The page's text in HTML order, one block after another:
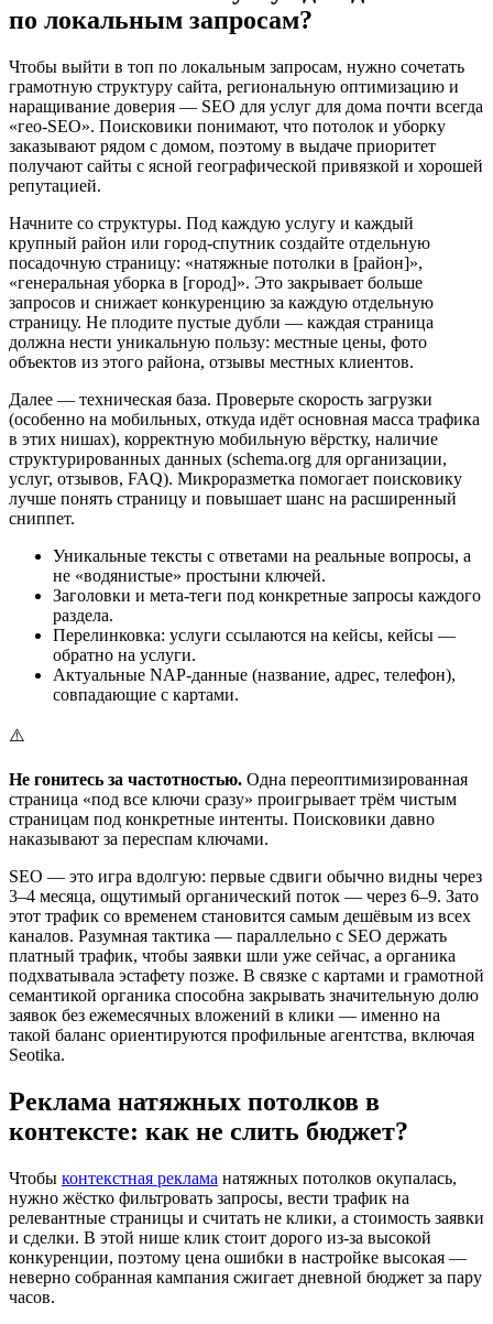
по локальным запросам?
Чтобы выйти в топ по локальным запросам, нужно сочетать
грамотную структуру сайта, региональную оптимизацию и
наращивание доверия — SEO для услуг для дома почти всегда
«гео-SEO». Поисковики понимают, что потолок и уборку
заказывают рядом с домом, поэтому в выдаче приоритет
получают сайты с ясной географической привязкой и хорошей
репутацией.
Начните со структуры. Под каждую услугу и каждый
крупный район или город-спутник создайте отдельную
посадочную страницу: «натяжные потолки в [район]»,
«генеральная уборка в [город]». Это закрывает больше
запросов и снижает конкуренцию за каждую отдельную
страницу. Не плодите пустые дубли — каждая страница
должна нести уникальную пользу: местные цены, фото
объектов из этого района, отзывы местных клиентов.
Далее — техническая база. Проверьте скорость загрузки
(особенно на мобильных, откуда идёт основная масса трафика
в этих нишах), корректную мобильную вёрстку, наличие
структурированных данных (schema.org для организации,
услуг, отзывов, FAQ). Микроразметка помогает поисковику
лучше понять страницу и повышает шанс на расширенный
сниппет.
Уникальные тексты с ответами на реальные вопросы, а
не «водянистые» простыни ключей.
Заголовки и мета-теги под конкретные запросы каждого
раздела.
Перелинковка: услуги ссылаются на кейсы, кейсы —
обратно на услуги.
Актуальные NAP-данные (название, адрес, телефон),
совпадающие с картами.
⚠️
Не гонитесь за частотностью. Одна переоптимизированная
страница «под все ключи сразу» проигрывает трём чистым
страницам под конкретные интенты. Поисковики давно
наказывают за переспам ключами.
SEO — это игра вдолгую: первые сдвиги обычно видны через
3–4 месяца, ощутимый органический поток — через 6–9. Зато
этот трафик со временем становится самым дешёвым из всех
каналов. Разумная тактика — параллельно с SEO держать
платный трафик, чтобы заявки шли уже сейчас, а органика
подхватывала эстафету позже. В связке с картами и грамотной
семантикой органика способна закрывать значительную долю
заявок без ежемесячных вложений в клики — именно на
такой баланс ориентируются профильные агентства, включая
Seotika.
Реклама натяжных потолков в
контексте: как не слить бюджет?
Чтобы контекстная реклама натяжных потолков окупалась,
нужно жёстко фильтровать запросы, вести трафик на
релевантные страницы и считать не клики, а стоимость заявки
и сделки. В этой нише клик стоит дорого из-за высокой
конкуренции, поэтому цена ошибки в настройке высокая —
неверно собранная кампания сжигает дневной бюджет за пару
часов.